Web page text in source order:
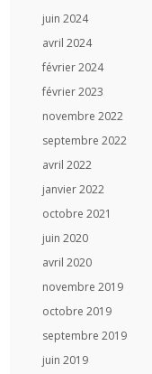
juin 2024
avril 2024
février 2024
février 2023
novembre 2022
septembre 2022
avril 2022
janvier 2022
octobre 2021
juin 2020
avril 2020
novembre 2019
octobre 2019
septembre 2019
juin 2019